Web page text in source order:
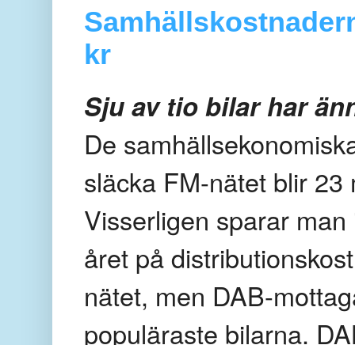
kr
Sju av tio bilar har
De
släcka FM-nätet blir
Visserligen sparar
året på
nätet, men DAB-
populäraste bilarna.